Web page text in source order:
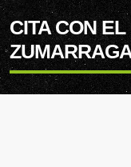
CITA CON